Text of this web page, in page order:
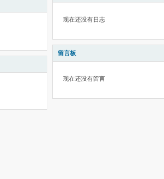
现在还没有日志
留言板
现在还没有留言